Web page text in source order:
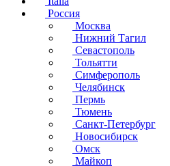
Россия
Москва
Нижний Тагил
Севастополь
Тольятти
Симферополь
Челябинск
Пермь
Тюмень
Санкт-Петербург
Новосибирск
Омск
Майкоп